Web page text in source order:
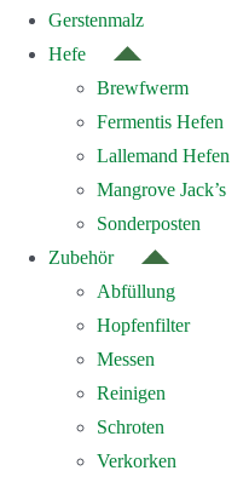
Gerstenmalz
Hefe
Brewfwerm
Fermentis Hefen
Lallemand Hefen
Mangrove Jack’s
Sonderposten
Zubehör
Abfüllung
Hopfenfilter
Messen
Reinigen
Schroten
Verkorken